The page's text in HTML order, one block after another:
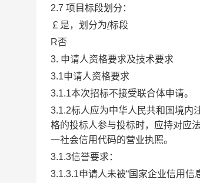
2.7 项目标段划分：
￡是，划分为/标段
R否
3. 申请人资格要求及技术要求
3.1申请人资格要求
3.1.1本次招标不接受联合体申请。
3.1.2标人应为中华人民共和国境内
格的投标人参与投标时，应持对应
一社会信用代码的营业执照。
3.1.3信誉要求：
3.1.3.1申请人未被“国家企业信用